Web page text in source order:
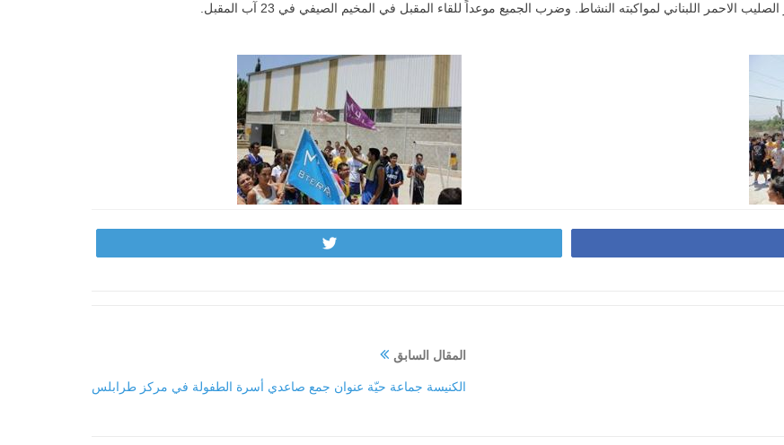
المقال السابق
الكنيسة جماعة حيّة عنوان جمع صاعدي أسرة الطفولة في مركز طرابلس